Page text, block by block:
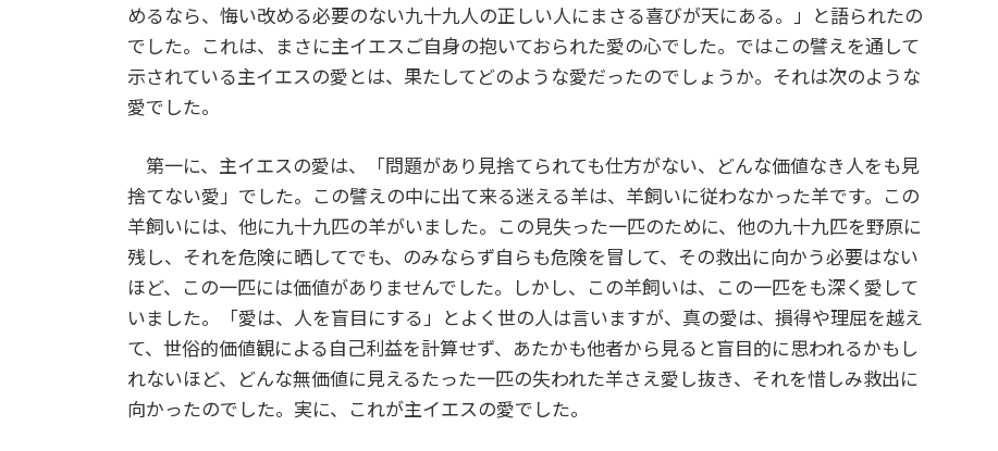
めるなら、悔い改める必要のない九十九人の正しい人にまさる喜びが天にある。」と語られたの
でした。これは、まさに主イエスご自身の抱いておられた愛の心でした。ではこの譬えを通して
示されている主イエスの愛とは、果たしてどのような愛だったのでしょうか。それは次のような
愛でした。
第一に、主イエスの愛は、「問題があり見捨てられても仕方がない、どんな価値なき人をも見
捨てない愛」でした。この譬えの中に出て来る迷える羊は、羊飼いに従わなかった羊です。この
羊飼いには、他に九十九匹の羊がいました。この見失った一匹のために、他の九十九匹を野原に
残し、それを危険に晒してでも、のみならず自らも危険を冒して、その救出に向かう必要はない
ほど、この一匹には価値がありませんでした。しかし、この羊飼いは、この一匹をも深く愛して
いました。「愛は、人を盲目にする」とよく世の人は言いますが、真の愛は、損得や理屈を越え
て、世俗的価値観による自己利益を計算せず、あたかも他者から見ると盲目的に思われるかもし
れないほど、どんな無価値に見えるたった一匹の失われた羊さえ愛し抜き、それを惜しみ救出に
向かったのでした。実に、これが主イエスの愛でした。